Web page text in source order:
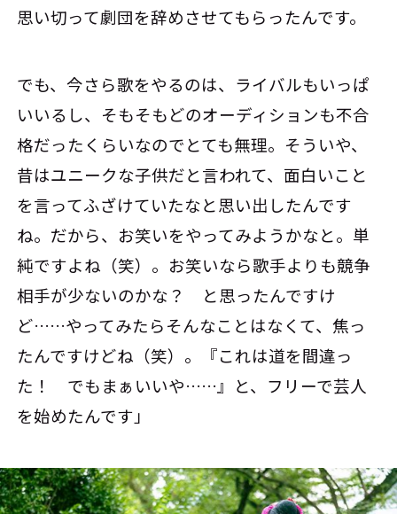
思い切って劇団を辞めさせてもらったんです。
でも、今さら歌をやるのは、ライバルもいっぱ
いいるし、そもそもどのオーディションも不合
格だったくらいなのでとても無理。そういや、
昔はユニークな子供だと言われて、面白いこと
を言ってふざけていたなと思い出したんです
ね。だから、お笑いをやってみようかなと。単
純ですよね（笑）。お笑いなら歌手よりも競争
相手が少ないのかな？ と思ったんですけ
ど……やってみたらそんなことはなくて、焦っ
たんですけどね（笑）。『これは道を間違っ
た！ でもまぁいいや……』と、フリーで芸人
を始めたんです」